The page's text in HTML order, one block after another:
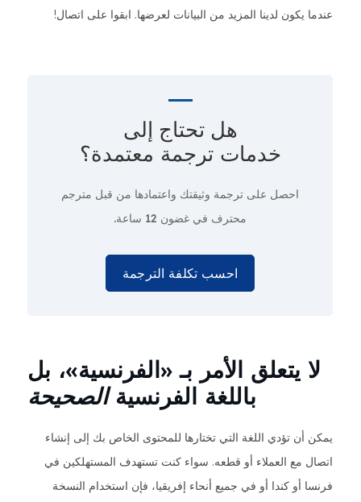
عندما يكون لدينا المزيد من البيانات لعرضها. ابقوا على اتصال!
هل تحتاج إلى
خدمات ترجمة معتمدة؟
احصل على ترجمة وثيقتك واعتمادها من قبل مترجم
محترف في غضون 12 ساعة.
احسب تكلفة الترجمة
لا يتعلق الأمر بـ «الفرنسية»، بل
باللغة الفرنسيةالصحيحة
يمكن أن تؤدي اللغة التي تختارها للمحتوى الخاص بك إلى إنشاء
اتصال مع العملاء أو قطعه. سواء كنت تستهدف المستهلكين في
فرنسا أو كندا أو في جميع أنحاء إفريقيا، فإن استخدام النسخة